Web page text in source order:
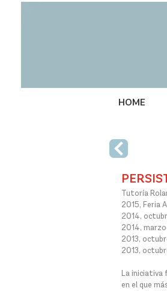
HOME
Tutoría
2015, Feria
2014,
​2014,
2013,
​2013,
La iniciativa
en el que